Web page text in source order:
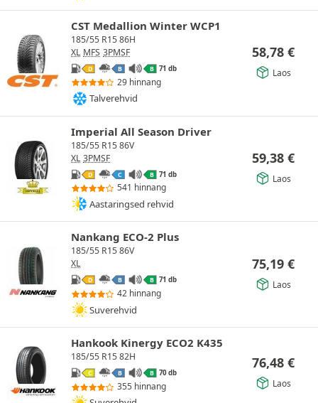
CST Medallion Winter WCP1
185/55 R15 86H
XL MFS 3PMSF
D B B 71 db
29 hinnang
Talverehvid
58,78 €
Laos
Imperial All Season Driver
185/55 R15 86V
XL 3PMSF
D C B 71 db
541 hinnang
Aastaringsed rehvid
59,38 €
Laos
Nankang ECO-2 Plus
185/55 R15 86V
XL
D B B 71 db
42 hinnang
Suverehvid
75,19 €
Laos
Hankook Kinergy ECO2 K435
185/55 R15 82H
C B B 70 db
355 hinnang
76,48 €
Laos